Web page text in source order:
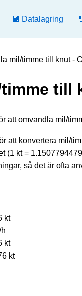
💾 Datalagring
mil/timme till knut -
till
att omvandla mil/
att konvertera mil/
(1 kt =
så det är ofta
kt
kt
kt